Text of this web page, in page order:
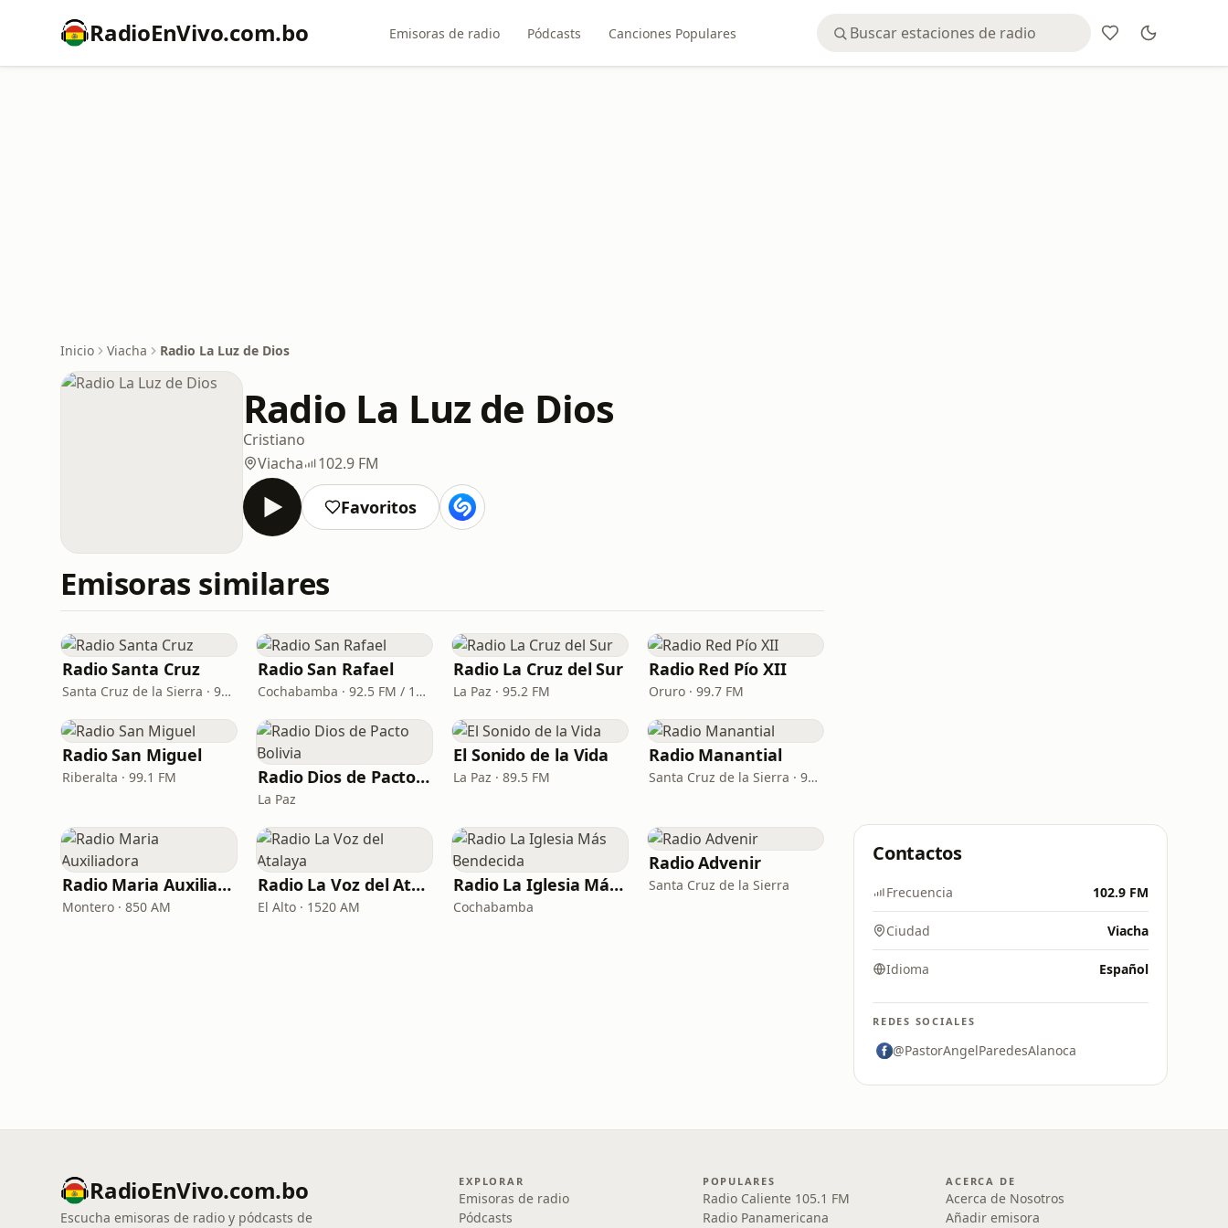
RadioEnVivo.com.bo Emisoras de radio Pódcasts Canciones Populares
Inicio Viacha Radio La Luz de Dios
Radio La Luz de Dios
Cristiano
Viacha
102.9 FM
Favoritos
Emisoras similares
Radio Santa Cruz
Santa Cruz de la Sierra · 92.2 FM, 960 AM
Radio San Rafael
Cochabamba · 92.5 FM / 1310 AM
Radio La Cruz del Sur
La Paz · 95.2 FM
Radio Red Pío XII
Oruro · 99.7 FM
Radio San Miguel
Riberalta · 99.1 FM Radio Dios de Pacto Bolivia
La Paz
El Sonido de la Vida
La Paz · 89.5 FM
Radio Manantial
Santa Cruz de la Sierra · 99.7 FM
Radio Maria Auxiliadora
Montero · 850 AM
Radio La Voz del Atalaya
El Alto · 1520 AM
Radio La Iglesia Más Bendecida
Cochabamba
Radio Advenir
Santa Cruz de la Sierra
Contactos
Frecuencia 102.9 FM
Ciudad Viacha
Idioma Español
REDES SOCIALES
@PastorAngelParedesAlanoca
RadioEnVivo.com.bo
Escucha emisoras de radio y pódcasts de
EXPLORAR
Emisoras de radio
Pódcasts
POPULARES
Radio Caliente 105.1 FM
Radio Panamericana
ACERCA DE
Acerca de Nosotros
Añadir emisora